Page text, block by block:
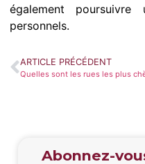
également
personnels.
ARTICLE PRÉCÉDENT
Abonnez-